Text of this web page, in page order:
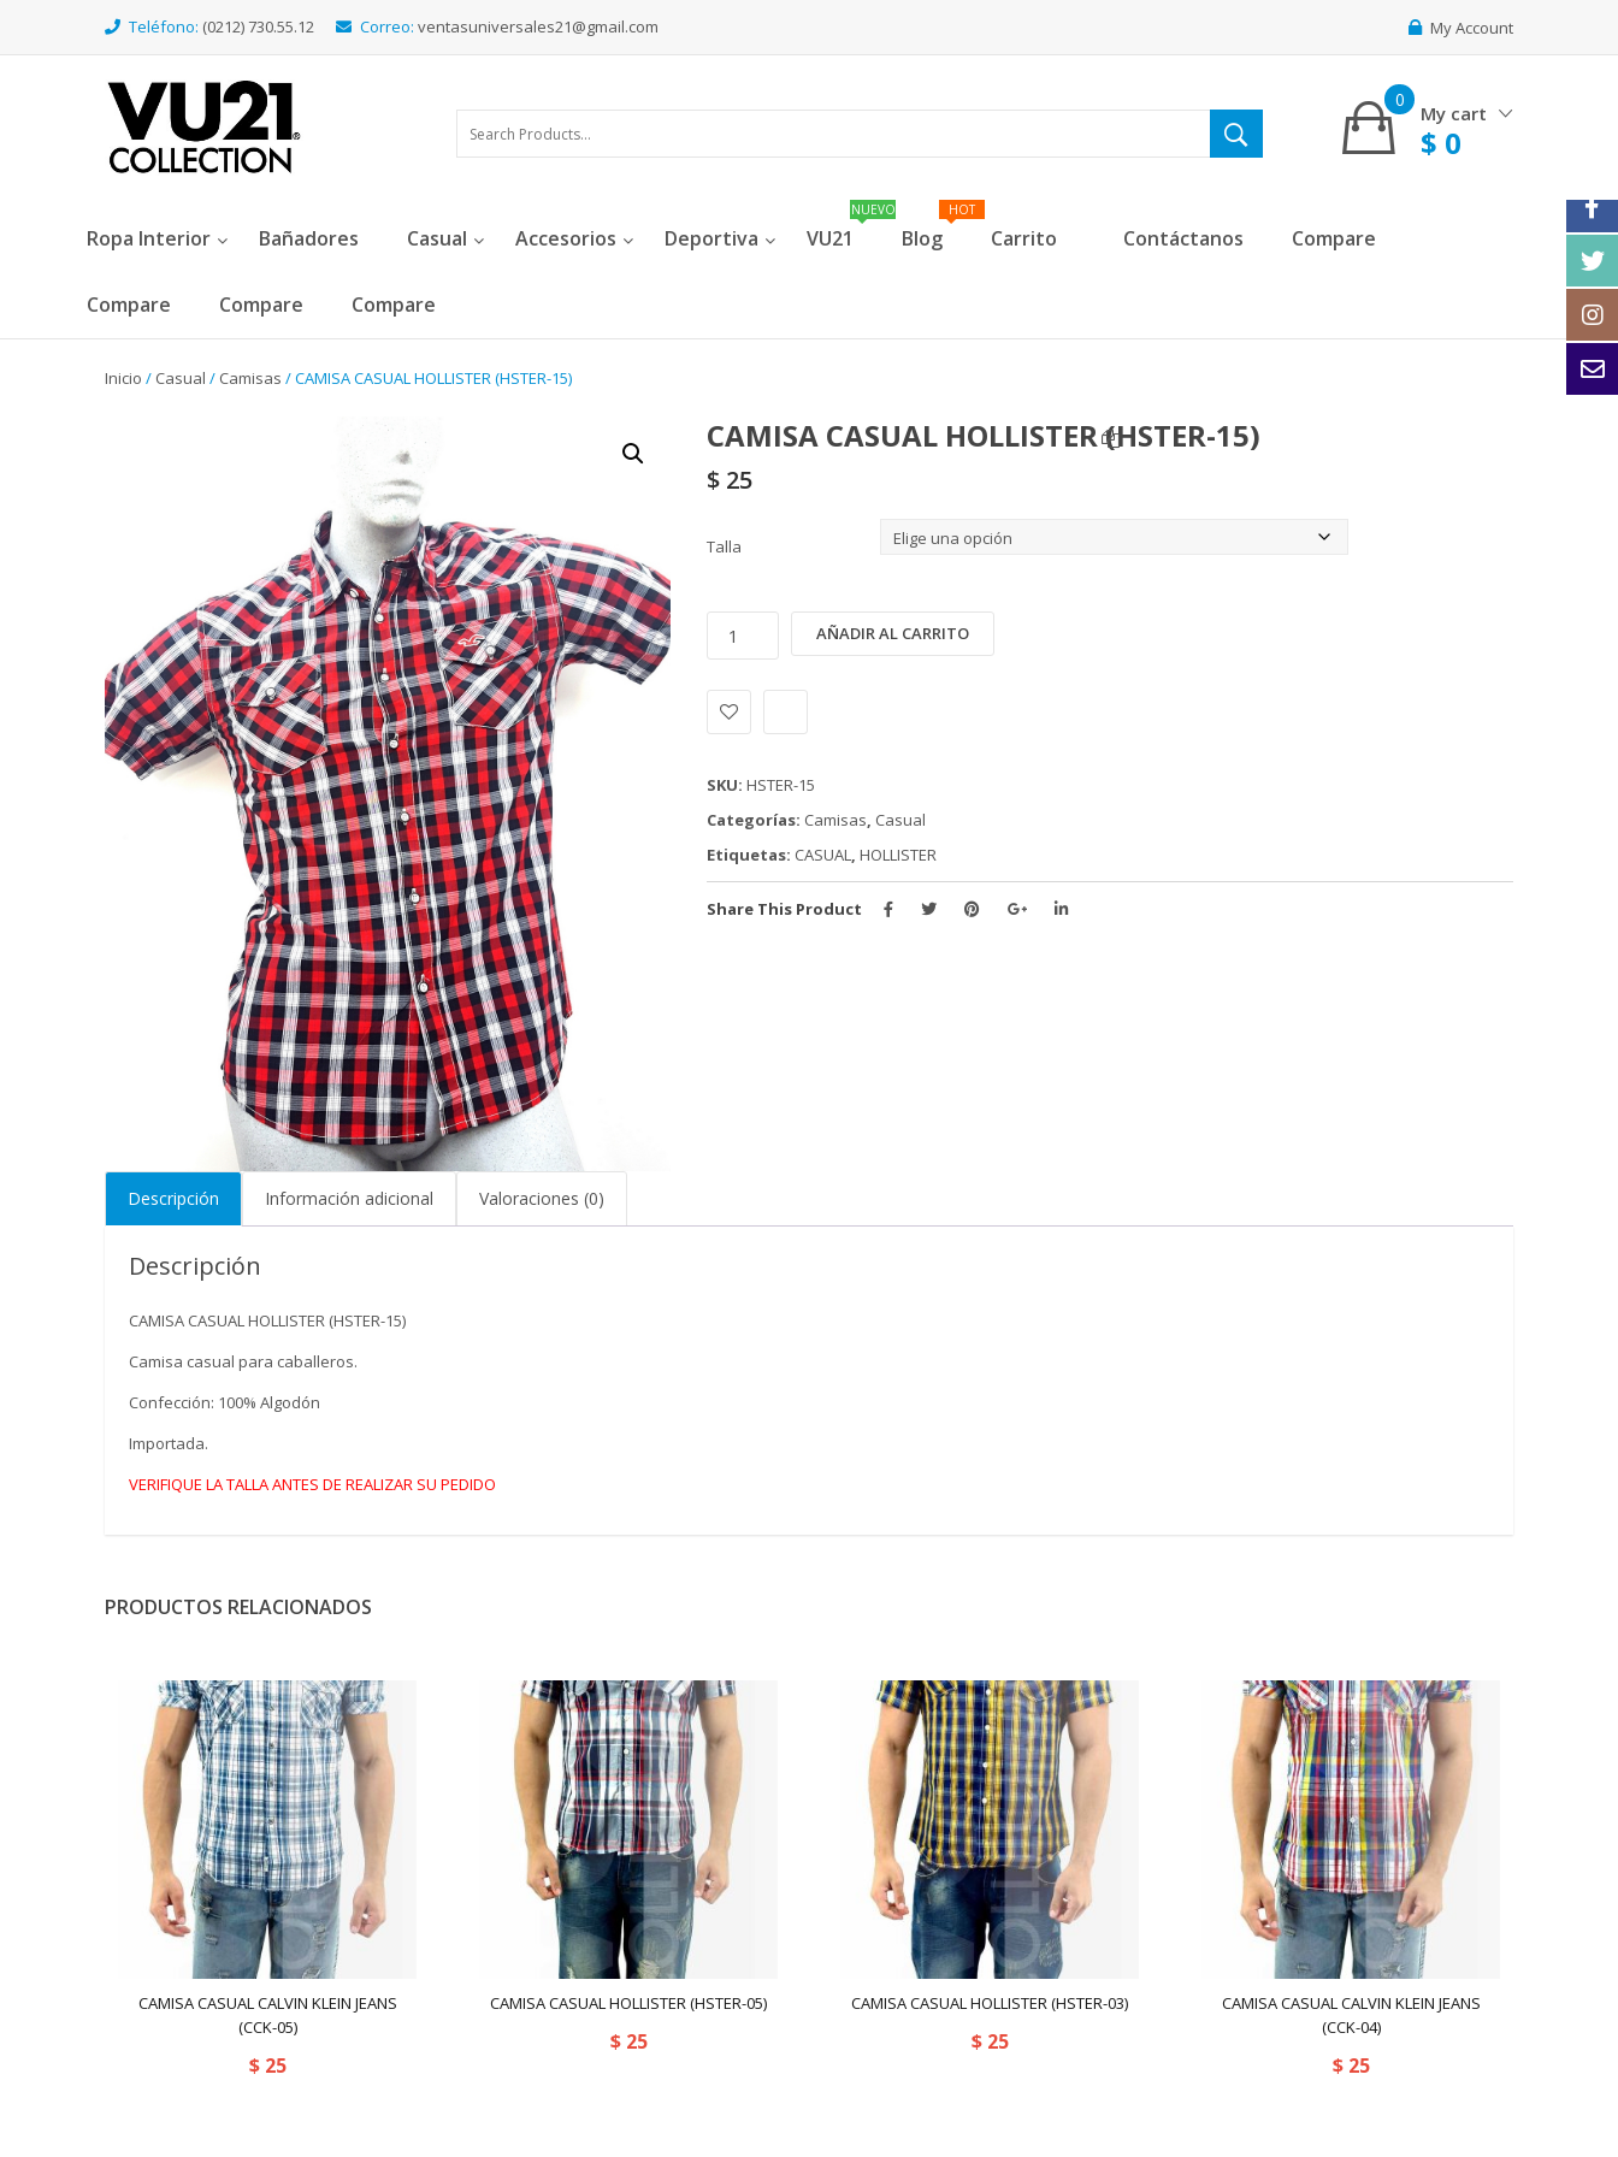
Teléfono: (0212) 730.55.12 Correo: ventasuniversales21@gmail.com My Account
My cart
0
$ 0
Ropa Interior Bañadores Casual Accesorios Deportiva VU21 Blog Carrito Contáctanos Compare
Compare Compare Compare
Inicio / Casual / Camisas / CAMISA CASUAL HOLLISTER (HSTER-15)
CAMISA CASUAL HOLLISTER (HSTER-15)
$ 25
Talla
CASUAL
(HSTER-
15)
AÑADIR AL CARRITO
SKU: HSTER-15
Categorías: Camisas, Casual
Etiquetas: CASUAL, HOLLISTER
Share This Product
Descripción Información adicional Valoraciones (0)
Descripción
CAMISA CASUAL HOLLISTER (HSTER-15)
Camisa casual para caballeros.
Confección: 100% Algodón
Importada.
VERIFIQUE LA TALLA ANTES DE REALIZAR SU PEDIDO
PRODUCTOS RELACIONADOS
CAMISA CASUAL CALVIN KLEIN JEANS
(CCK-05)
$25
CAMISA CASUAL HOLLISTER (HSTER-05)
$25
CAMISA CASUAL HOLLISTER (HSTER-03)
$25
CAMISA CASUAL CALVIN KLEIN JEANS
(CCK-04)
$25